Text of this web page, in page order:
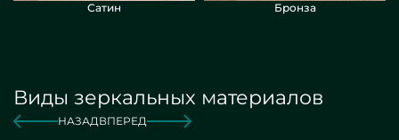
Сатин Бронза
Виды зеркальных материалов
НАЗАДВПЕРЕД